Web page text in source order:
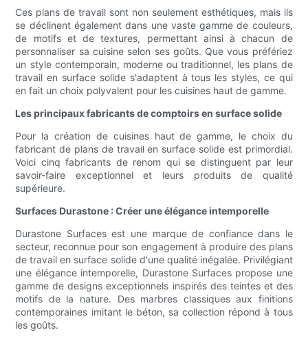
Ces plans de travail sont non seulement esthétiques, mais ils
se déclinent également dans une vaste gamme de couleurs,
de motifs et de textures, permettant ainsi à chacun de
personnaliser sa cuisine selon ses goûts. Que vous préfériez
un style contemporain, moderne ou traditionnel, les plans de
travail en surface solide s'adaptent à tous les styles, ce qui
en fait un choix polyvalent pour les cuisines haut de gamme.
Les principaux fabricants de comptoirs en surface solide
Pour la création de cuisines haut de gamme, le choix du
fabricant de plans de travail en surface solide est primordial.
Voici cinq fabricants de renom qui se distinguent par leur
savoir-faire exceptionnel et leurs produits de qualité
supérieure.
Surfaces Durastone : Créer une élégance intemporelle
Durastone Surfaces est une marque de confiance dans le
secteur, reconnue pour son engagement à produire des plans
de travail en surface solide d'une qualité inégalée. Privilégiant
une élégance intemporelle, Durastone Surfaces propose une
gamme de designs exceptionnels inspirés des teintes et des
motifs de la nature. Des marbres classiques aux finitions
contemporaines imitant le béton, sa collection répond à tous
les goûts.